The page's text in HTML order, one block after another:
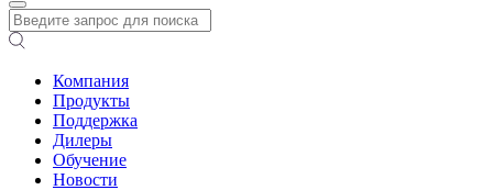
Компания
Продукты
Поддержка
Дилеры
Обучение
Новости